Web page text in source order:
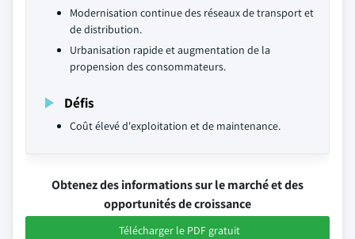
Modernisation continue des réseaux de transport et
de distribution.
Urbanisation rapide et augmentation de la
propension des consommateurs.
Défis
Coût élevé d'exploitation et de maintenance.
Obtenez des informations sur le marché et des
opportunités de croissance
Télécharger le PDF gratuit